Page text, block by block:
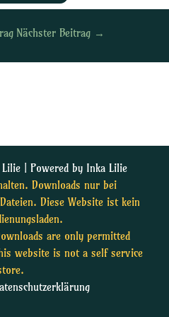
Nächster Beitrag →
| Powered by Inka Lilie
Downloads nur bei
Diese Website ist kein
are only permitted
website is not a self service